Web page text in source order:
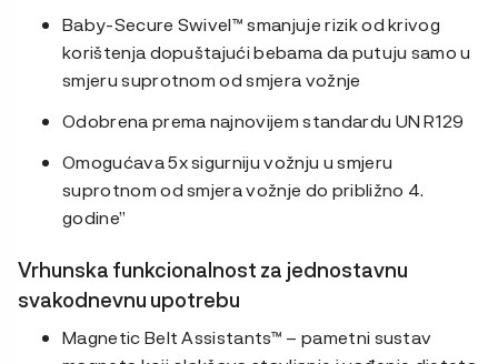
Baby-Secure Swivel™ smanjuje rizik od krivog
korištenja dopuštajući bebama da putuju samo u
smjeru suprotnom od smjera vožnje
Odobrena prema najnovijem standardu UN R129
Omogućava 5x sigurniju vožnju u smjeru
suprotnom od smjera vožnje do približno 4.
godine”
Vrhunska funkcionalnost za jednostavnu
svakodnevnu upotrebu
Magnetic Belt Assistants™ – pametni sustav